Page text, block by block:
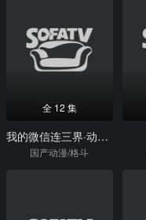
全 12 集
我的微信连三界·动态漫
国产动漫/格斗